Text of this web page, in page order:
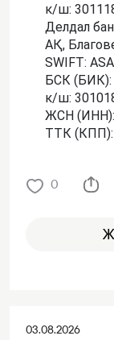
к/ш:
Делдал
АҚ,
SWIFT:
БСК (БИК):
к/ш:
ЖСН (ИНН):
ТТК (КПП):
0
03.08.2026